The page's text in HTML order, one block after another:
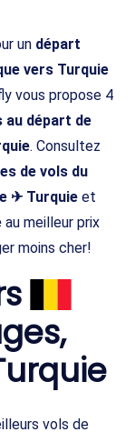
un départ
vers Turquie
vous propose 4
au départ de
. Consultez
de vols du
✈ Turquieet
au meilleur prix
moins cher!
vols de